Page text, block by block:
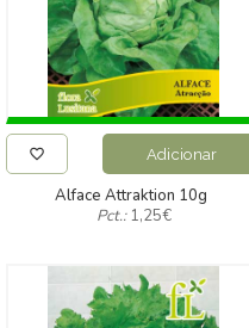
Adicionar
Alface Attraktion 10g
Pct.:1,25€